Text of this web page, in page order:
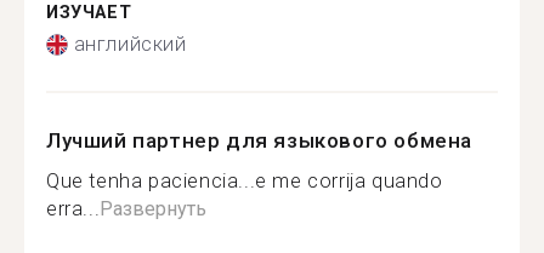
ИЗУЧАЕТ
английский
Лучший партнер для языкового обмена
Que tenha paciencia...e me corrija quando
erra...Развернуть